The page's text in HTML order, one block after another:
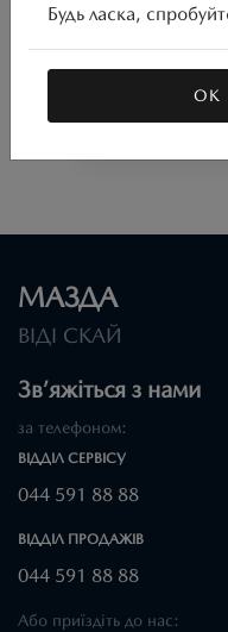
МАЗДА
ВІДІ СКАЙ
Зв’яжіться з нами
за телефоном:
ВІДДІЛ CЕРВІСУ
044 591 88 88
ВІДДІЛ ПРОДАЖІВ
044 591 88 88
Або приїздіть до нас:
Будь ласка,
ОК